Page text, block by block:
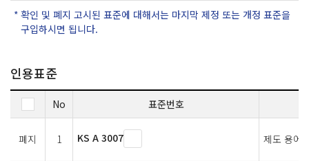
확인 및 폐지 고시된 표준에 대해서는 마지막 제정 또는 개정 표준을
구입하시면 됩니다.
인용표준
No 표준번호
폐지 1 KS A 3007 제도 용어